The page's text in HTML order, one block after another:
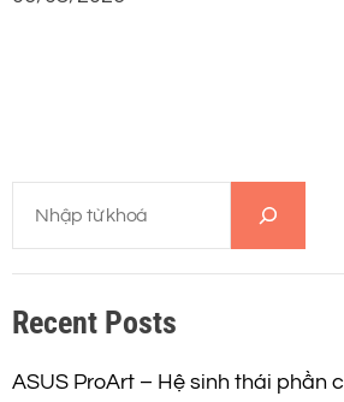
m
i
m
Recent Posts
ASUS ProArt – Hệ sinh thái phần